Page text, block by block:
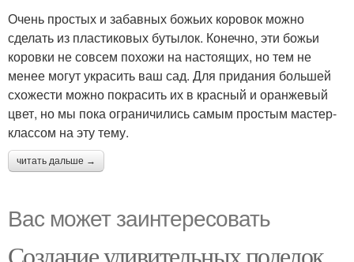
Очень простых и забавных божьих коровок можно
сделать из пластиковых бутылок. Конечно, эти божьи
коровки не совсем похожи на настоящих, но тем не
менее могут украсить ваш сад. Для придания большей
схожести можно покрасить их в красный и оранжевый
цвет, но мы пока ограничились самым простым мастер-
классом на эту тему.
читать дальше →
Вас может заинтересовать
Создание удивительных поделок